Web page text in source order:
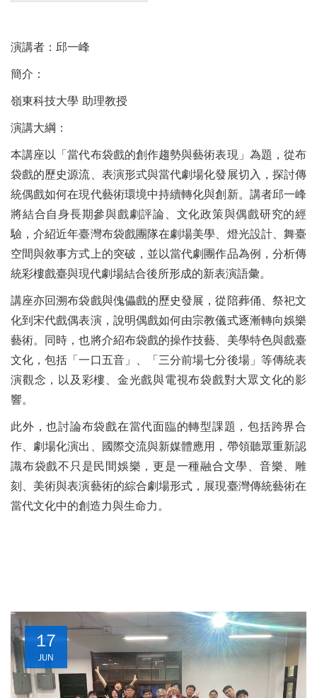
演講者： 邱一峰
簡介：
嶺東科技大學 助理教授
演講大綱：
本講座以「當代布袋戲的創作趨勢與藝術表現」為題，從布
袋戲的歷史源流、表演形式與當代劇場化發展切入，探討傳
統偶戲如何在現代藝術環境中持續轉化與創新。講者邱一峰
將結合自身長期參與戲劇評論、文化政策與偶戲研究的經
驗，介紹近年臺灣布袋戲團隊在劇場美學、燈光設計、舞臺
空間與敘事方式上的突破，並以當代劇團作品為例，分析傳
統彩樓戲臺與現代劇場結合後所形成的新表演語彙。
講座亦回溯布袋戲與傀儡戲的歷史發展，從陪葬俑、祭祀文
化到宋代戲偶表演，說明偶戲如何由宗教儀式逐漸轉向娛樂
藝術。同時，也將介紹布袋戲的操作技藝、美學特色與戲臺
文化，包括「一口五音」、「三分前場七分後場」等傳統表
演觀念，以及彩樓、金光戲與電視布袋戲對大眾文化的影
響。
此外，也討論布袋戲在當代面臨的轉型課題，包括跨界合
作、劇場化演出、國際交流與新媒體應用，帶領聽眾重新認
識布袋戲不只是民間娛樂，更是一種融合文學、音樂、雕
刻、美術與表演藝術的綜合劇場形式，展現臺灣傳統藝術在
當代文化中的創造力與生命力。
17
JUN